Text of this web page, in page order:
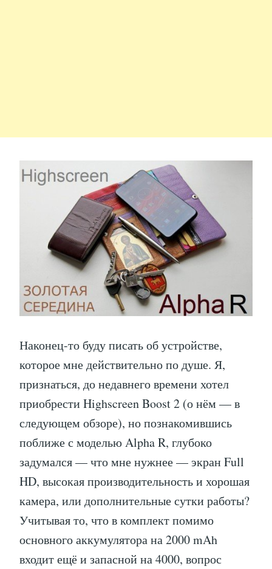
Наконец-то буду писать об устройстве,
которое мне действительно по душе. Я,
признаться, до недавнего времени хотел
приобрести Highscreen Boost 2 (о нём — в
следующем обзоре), но познакомившись
поближе с моделью Alpha R, глубоко
задумался — что мне нужнее — экран Full
HD, высокая производительность и хорошая
камера, или дополнительные сутки работы?
Учитывая то, что в комплект помимо
основного аккумулятора на 2000 mAh
входит ещё и запасной на 4000, вопрос